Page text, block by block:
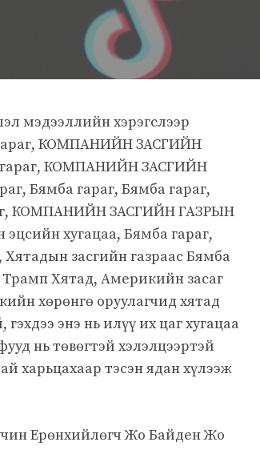
мэдээллийн хэрэгслээр
КОМПАНИЙН ЗАСГИЙН
КОМПАНИЙН ЗАСГИЙН
Бямба гараг, Бямба гараг,
КОМПАНИЙН ЗАСГИЙН ГАЗРЫН
хугацаа, Бямба гараг,
Хятадын засгийн газраас Бямба
Хятад, Америкийн засаг
хөрөнгө оруулагчид хятад
энэ нь илүү их цаг хугацаа
нь төвөгтэй хэлэлцээртэй
харьцахаар тэсэн ядан хүлээж
Ерөнхийлөгч Жо Байден Жо